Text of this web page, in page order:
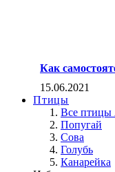
Как
15.06.2021
Птицы
Все
Попугай
Сова
Голубь
Канарейка